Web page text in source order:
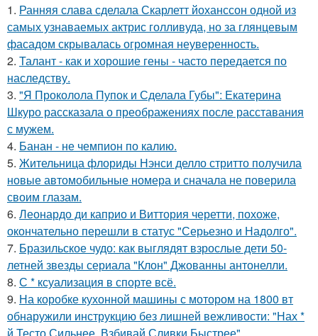
1. Ранняя слава сделала Скарлетт йоханссон одной из
самых узнаваемых актрис голливуда, но за глянцевым
фасадом скрывалась огромная неуверенность.
2. Талант - как и хорошие гены - часто передается по
наследству.
3. "Я Проколола Пупок и Сделала Губы": Екатерина
Шкуро рассказала о преображениях после расставания
с мужем.
4. Банан - не чемпион по калию.
5. Жительница флориды Нэнси делло стритто получила
новые автомобильные номера и сначала не поверила
своим глазам.
6. Леонардо ди каприо и Виттория черетти, похоже,
окончательно перешли в статус "Серьезно и Надолго".
7. Бразильское чудо: как выглядят взрослые дети 50-
летней звезды сериала "Клон" Джованны антонелли.
8. С * ксуализация в спорте всё.
9. На коробке кухонной машины с мотором на 1800 вт
обнаружили инструкцию без лишней вежливости: "Нах *
й Тесто Сильнее, Взбивай Сливки Быстрее".